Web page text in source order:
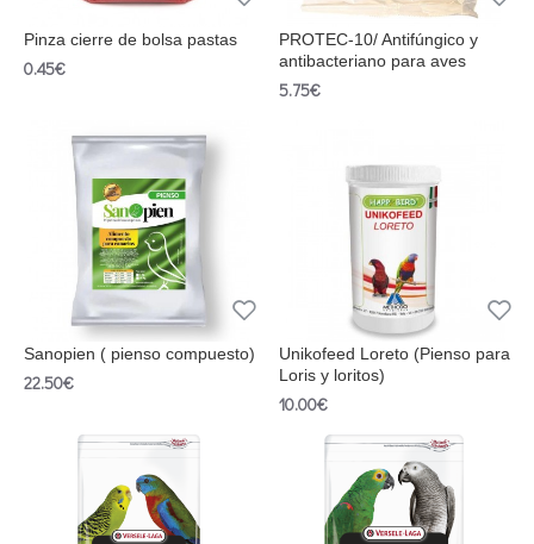
Pinza cierre de bolsa pastas
0.45€
PROTEC-10/ Antifúngico y
antibacteriano para aves
5.75€
Sanopien ( pienso compuesto)
22.50€
Unikofeed Loreto (Pienso para
Loris y loritos)
10.00€